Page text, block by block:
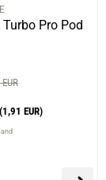
Turbo Pro Pod
(1,91 EUR)